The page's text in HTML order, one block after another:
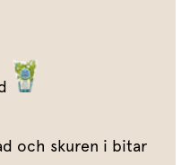
och skuren i bitar